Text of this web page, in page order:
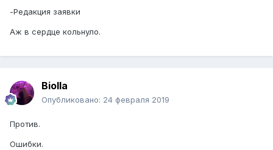
-Редакция заявки
Аж в сердце кольнуло.
Biolla
Опубликовано: 24 февраля 2019
Против.
Ошибки.